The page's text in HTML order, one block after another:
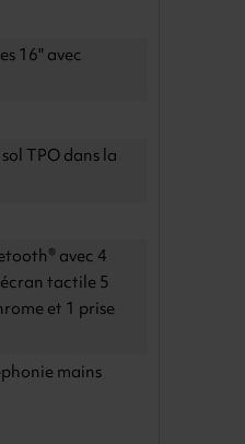
16" avec
TPO dans la
avec 4
tactile 5
et 1 prise
mains